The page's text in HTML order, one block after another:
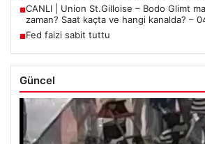
■CANLI | Union St.Gilloise – Bodo Glimt
zaman? Saat kaçta ve hangi kanalda? –
■Fed faizi sabit tuttu
Güncel